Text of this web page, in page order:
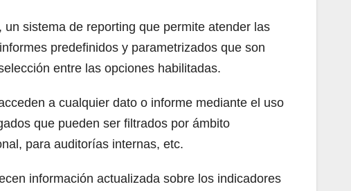
, un sistema de reporting que permite atender las
predefinidos y parametrizados que son
entre las opciones habilitadas.
a cualquier dato o informe mediante el uso
que pueden ser filtrados por ámbito
para auditorías internas, etc.
información actualizada sobre los indicadores